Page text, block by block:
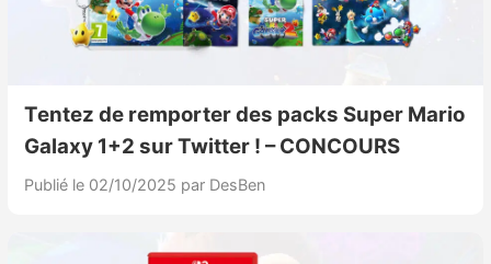
Tentez de remporter des packs Super Mario
Galaxy 1+2 sur Twitter ! – CONCOURS
Publié le 02/10/2025 par DesBen